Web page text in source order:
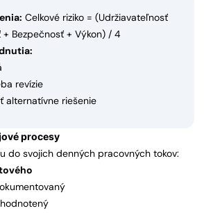
Celkové riziko = (Udržiavateľnosť
Bezpečnosť + Výkon) / 4
revízie
alternatívne riešenie
procesy
do svojich denných pracovných tokov: